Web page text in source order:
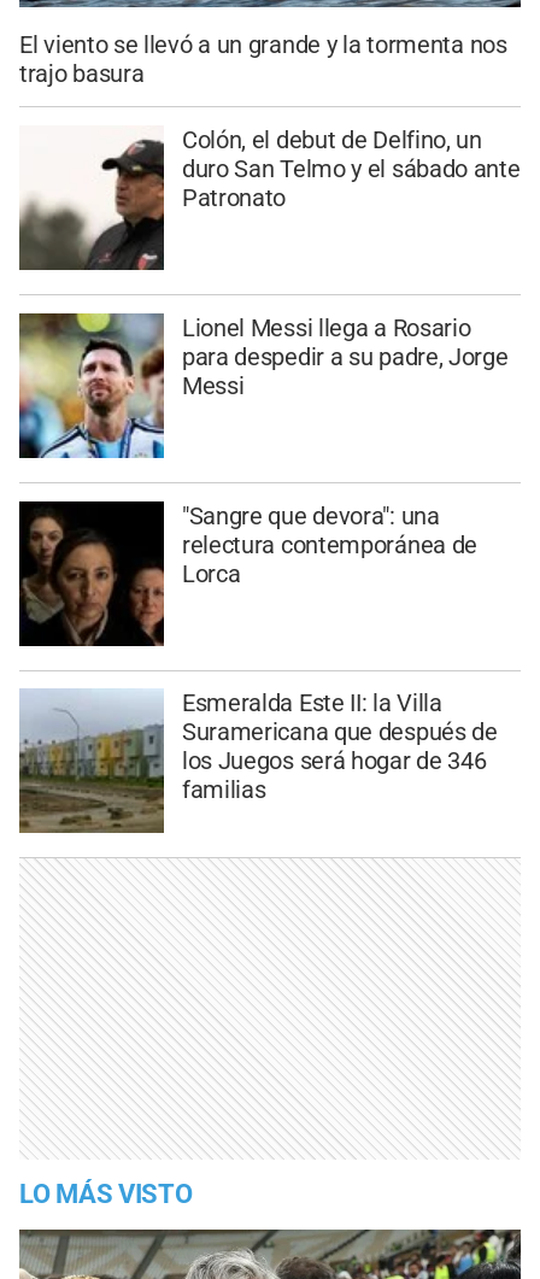
El viento se llevó a un grande y la tormenta nos
trajo basura
Colón, el debut de Delfino, un
duro San Telmo y el sábado ante
Patronato
Lionel Messi llega a Rosario
para despedir a su padre, Jorge
Messi
"Sangre que devora": una
relectura contemporánea de
Lorca
Esmeralda Este II: la Villa
Suramericana que después de
los Juegos será hogar de 346
familias
LO MÁS VISTO